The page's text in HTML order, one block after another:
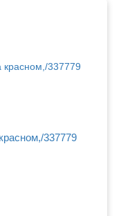
337779